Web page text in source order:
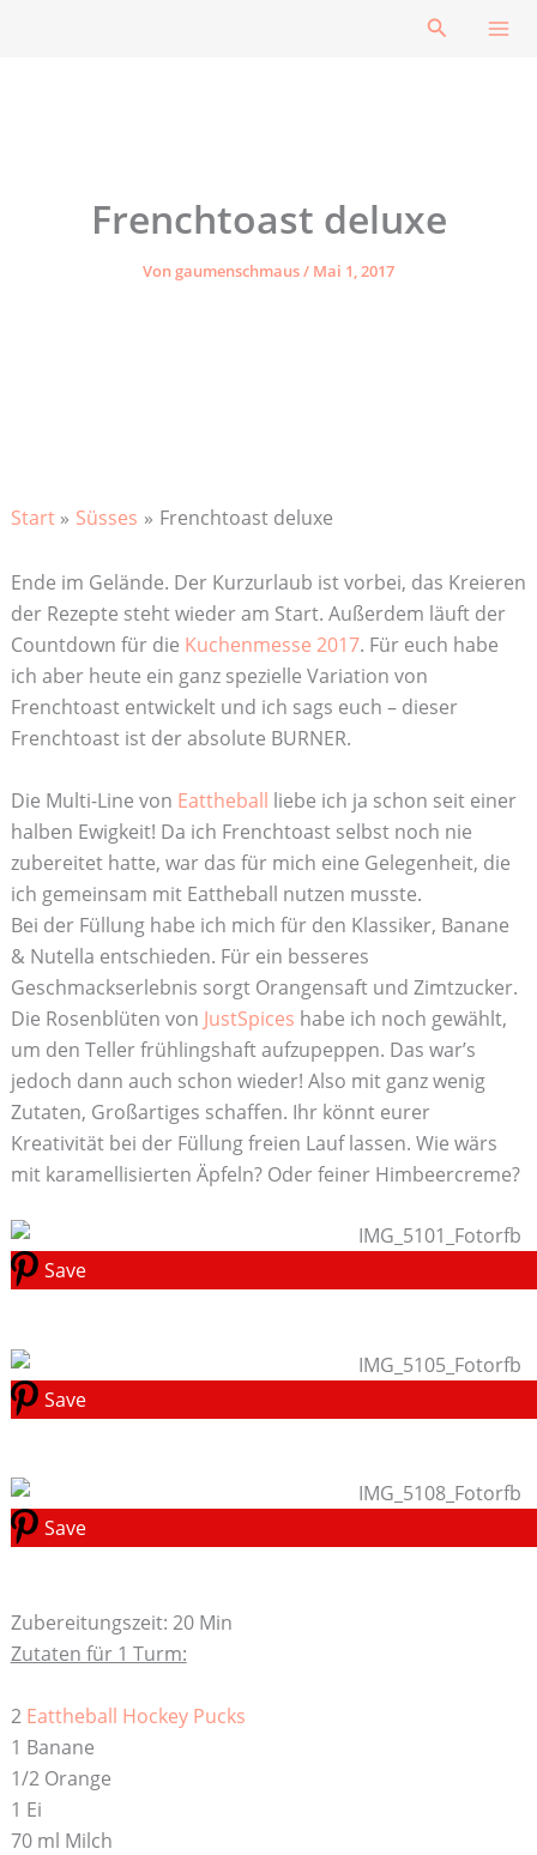
Suchen
Frenchtoast deluxe
Vongaumenschmaus/ Mai 1, 2017
Start Süsses Frenchtoast deluxe
Ende im Gelände. Der Kurzurlaub ist vorbei, das Kreieren
der Rezepte steht wieder am Start. Außerdem läuft der
Countdown für die Kuchenmesse 2017. Für euch habe
ich aber heute ein ganz spezielle Variation von
Frenchtoast entwickelt und ich sags euch – dieser
Frenchtoast ist der absolute BURNER.
Die Multi-Line von Eattheball liebe ich ja schon seit einer
halben Ewigkeit! Da ich Frenchtoast selbst noch nie
zubereitet hatte, war das für mich eine Gelegenheit, die
ich gemeinsam mit Eattheball nutzen musste.
Bei der Füllung habe ich mich für den Klassiker, Banane
& Nutella entschieden. Für ein besseres
Geschmackserlebnis sorgt Orangensaft und Zimtzucker.
Die Rosenblüten von JustSpices habe ich noch gewählt,
um den Teller frühlingshaft aufzupeppen. Das war’s
jedoch dann auch schon wieder! Also mit ganz wenig
Zutaten, Großartiges schaffen. Ihr könnt eurer
Kreativität bei der Füllung freien Lauf lassen. Wie wärs
mit karamellisierten Äpfeln? Oder feiner Himbeercreme?
Save
Save
Save
Zubereitungszeit: 20 Min
Zutaten für 1 Turm:
2 Eattheball Hockey Pucks
1 Banane
1/2 Orange
1 Ei
70 ml Milch